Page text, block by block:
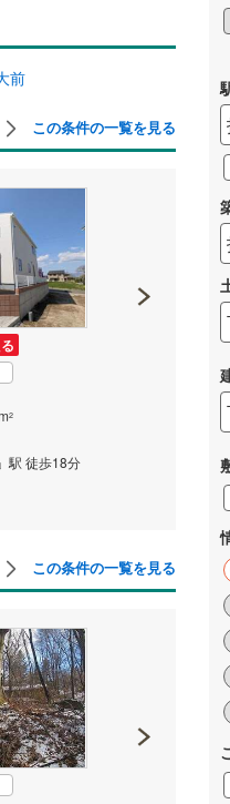
前
この条件の一覧を見る
2
駅 徒歩18分
成約でもらえる
上越線 「群馬総社
この条件の一覧を見る